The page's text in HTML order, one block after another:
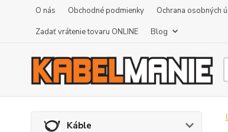
O nás Obchodné podmienky Ochrana osobných
Zadať vrátenie tovaru ONLINE
Blog
Káble